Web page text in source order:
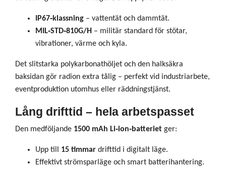
IP67‑klassning – vattentät och dammtät.
MIL‑STD‑810G/H – militär standard för stötar,
vibrationer, värme och kyla.
Det slitstarka polykarbonathöljet och den halksäkra
baksidan gör radion extra tålig – perfekt vid industriarbete,
eventproduktion utomhus eller räddningstjänst.
Lång drifttid – hela arbetspasset
Den medföljande 1500 mAh Li‑ion‑batteriet ger:
Upp till 15 timmar drifttid i digitalt läge.
Effektivt strömsparläge och smart batterihantering.